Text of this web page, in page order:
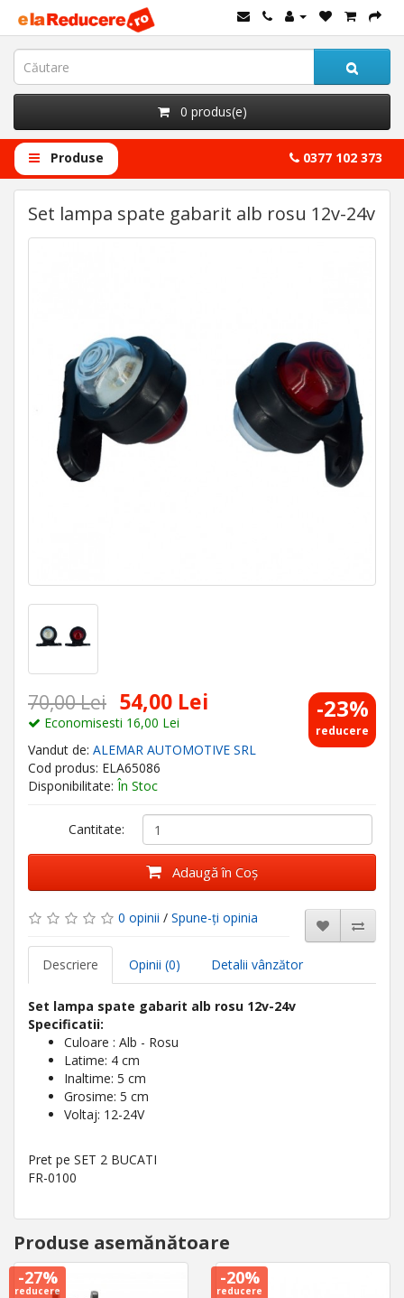
0 produs(e)
Produse 0377 102 373
Set lampa spate gabarit alb rosu 12v-24v
-23%
reducere
70,00 Lei 54,00 Lei
Economisesti 16,00 Lei
Vandut de: ALEMAR AUTOMOTIVE SRL
Cod produs: ELA65086
Disponibilitate: În Stoc
Cantitate:
Adaugă în Coş
0 opinii / Spune-ţi opinia
Descriere Opinii (0) Detalii vânzător
Set lampa spate gabarit alb rosu 12v-24v
Specificatii:
Culoare : Alb - Rosu
Latime: 4 cm
Inaltime: 5 cm
Grosime: 5 cm
Voltaj: 12-24V
Pret pe SET 2 BUCATI
FR-0100
Produse asemănătoare
-27%
reducere
-20%
reducere